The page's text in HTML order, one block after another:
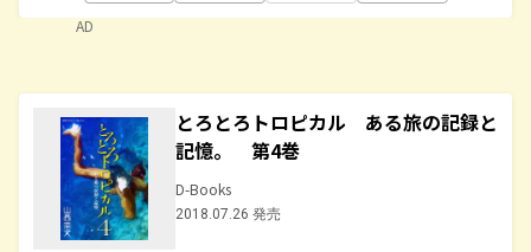
AD
とろとろトロピカル ある旅の記録と
記憶。 第4巻
D-Books
2018.07.26 発売